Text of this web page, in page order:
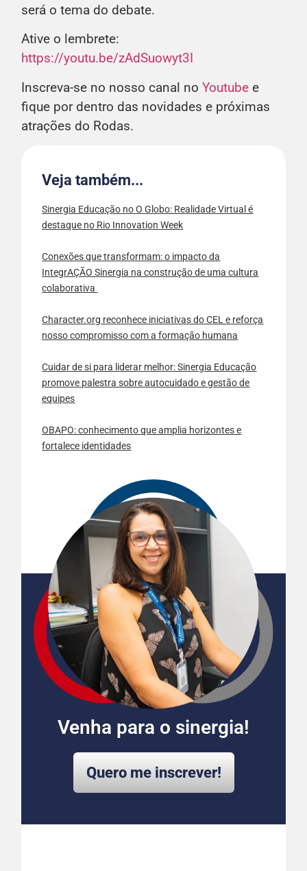
será o tema do debate.
Ative o lembrete:
https://youtu.be/zAdSuowyt3I
Inscreva-se no nosso canal noYoutube e
fique por dentro das novidades e próximas
atrações do Rodas.
Veja também...
Sinergia Educação no O Globo: Realidade Virtual é
destaque no Rio Innovation Week
Conexões que transformam: o impacto da
IntegrAÇÃO Sinergia na construção de uma cultura
colaborativa
Character.org reconhece iniciativas do CEL e reforça
nosso compromisso com a formação humana
Cuidar de si para liderar melhor: Sinergia Educação
promove palestra sobre autocuidado e gestão de
equipes
OBAPO: conhecimento que amplia horizontes e
fortalece identidades
Venha para o sinergia!
Quero me inscrever!